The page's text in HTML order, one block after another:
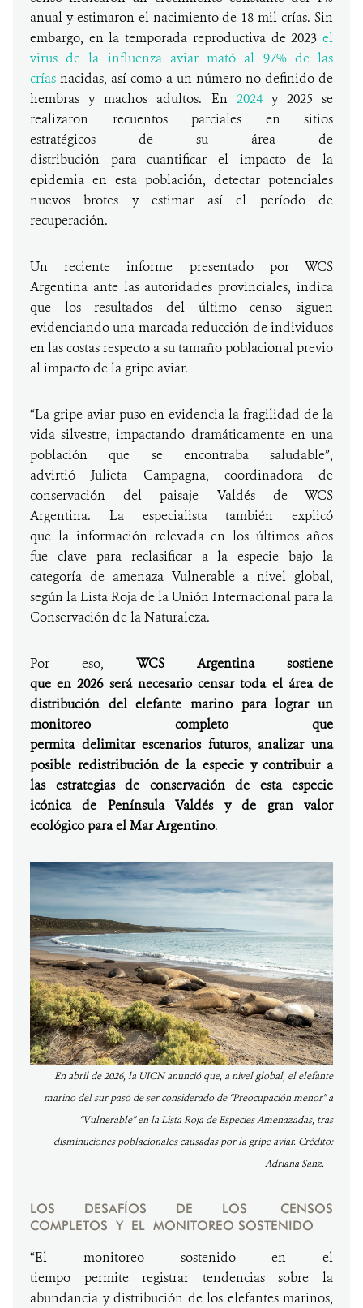
anual y estimaron el nacimiento de 18 mil crías. Sin
embargo, en la temporada reproductiva de 2023 el
virus de la influenza aviar mató al 97% de las
crías nacidas, así como a un número no definido de
hembras y machos adultos. En 2024y 2025 se
realizaron recuentos parciales en sitios
estratégicos de su área de
distribución para cuantificar el impacto de la
epidemia en esta población, detectar potenciales
nuevos brotes y estimar así el período de
recuperación.
Un reciente informe presentado por WCS
Argentina ante las autoridades provinciales, indica
que los resultados del último censo siguen
evidenciando una marcada reducción de individuos
en las costas respecto a su tamaño poblacional previo
al impacto de la gripe aviar.
“La gripe aviar puso en evidencia la fragilidad de la
vida silvestre, impactando dramáticamente en una
población que se encontraba saludable”,
advirtió Julieta Campagna, coordinadora de
conservación del paisaje Valdés de WCS
Argentina. La especialista también explicó
que la información relevada en los últimos años
fue clave para reclasificar a la especie bajo la
categoría de amenaza Vulnerable a nivel global,
según la Lista Roja de la Unión Internacional para la
Conservación de la Naturaleza.
Por eso, WCS Argentina sostiene
que en 2026 será necesario censar toda el área de
distribución del elefante marino para lograr un
monitoreo completo que
permita delimitar escenarios futuros, analizar una
posible redistribución de la especie y contribuir a
las estrategias de conservación de esta especie
icónica de Península Valdés y de gran valor
ecológico para el Mar Argentino.
En abril de 2026, la UICN anunció que, a nivel global, el elefante
marino del sur pasó de ser considerado de “Preocupación menor” a
“Vulnerable” en la Lista Roja de Especies Amenazadas, tras
disminuciones poblacionales causadas por la gripe aviar. Crédito:
Adriana Sanz.
LOS DESAFÍOS DE LOS CENSOS
COMPLETOS Y EL MONITOREO SOSTENIDO
“El monitoreo sostenido en el
tiempo permite registrar tendencias sobre la
abundancia y distribución de los elefantes marinos,